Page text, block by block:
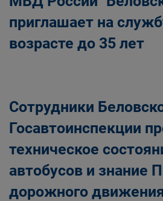
приглашает на
возрасте до 35 лет
Сотрудники
Госавтоинспекции
техническое
автобусов и знание
дорожного